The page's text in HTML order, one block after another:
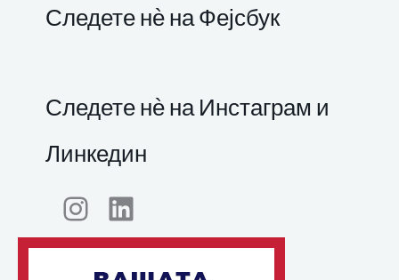
Следете нѐ на Фејсбук
Следете нѐ на Инстаграм и
Линкедин